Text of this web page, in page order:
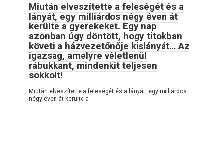
Miután elveszítette a feleségét és a
lányát, egy milliárdos négy éven át
kerülte a gyerekeket. Egy nap
azonban úgy döntött, hogy titokban
követi a házvezetőnője kislányát… Az
igazság, amelyre véletlenül
rábukkant, mindenkit teljesen
sokkolt!
Miután elveszítette a feleségét és a lányát, egy milliárdos
négy éven át kerülte a